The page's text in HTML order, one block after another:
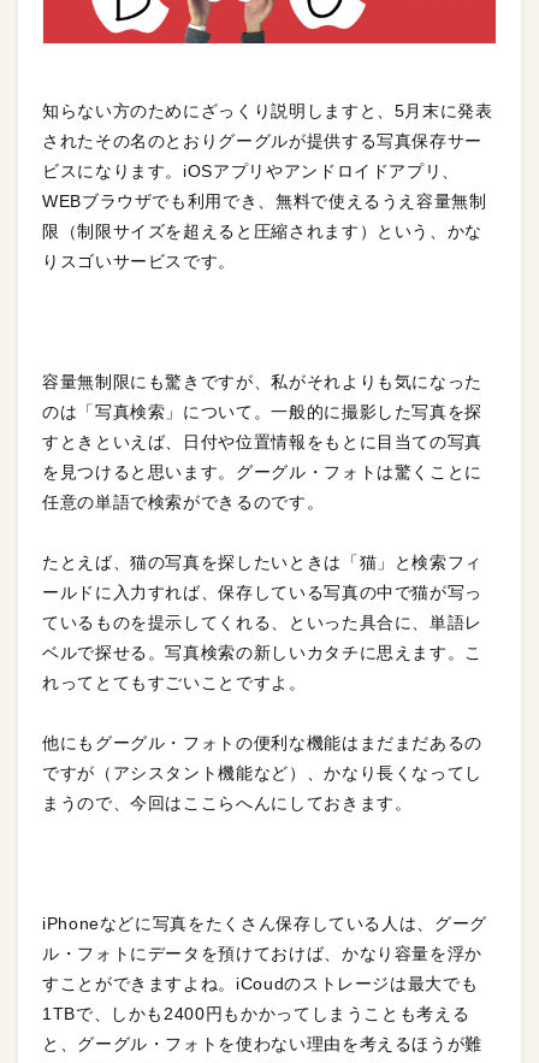
知らない方のためにざっくり説明しますと、5月末に発表
されたその名のとおりグーグルが提供する写真保存サー
ビスになります。iOSアプリやアンドロイドアプリ、
WEBブラウザでも利用でき、無料で使えるうえ容量無制
限（制限サイズを超えると圧縮されます）という、かな
りスゴいサービスです。
容量無制限にも驚きですが、私がそれよりも気になった
のは「写真検索」について。一般的に撮影した写真を探
すときといえば、日付や位置情報をもとに目当ての写真
を見つけると思います。グーグル・フォトは驚くことに
任意の単語で検索ができるのです。
たとえば、猫の写真を探したいときは「猫」と検索フィ
ールドに入力すれば、保存している写真の中で猫が写っ
ているものを提示してくれる、といった具合に、単語レ
ベルで探せる。写真検索の新しいカタチに思えます。 こ
れってとてもすごいことですよ 。
他にもグーグル・フォトの便利な機能はまだまだあるの
ですが（アシスタント機能など）、かなり長くなってし
まうので、今回はここらへんにしておきます。
iPhoneなどに写真をたくさん保存している人 は、グーグ
ル・フォトにデータを預けておけば、かなり容量を浮か
すことができますよね。iCoudのストレージは最大でも
1TBで、しかも2400円もかかってしまうことも考える
と、グーグル・フォトを使わない理由を考えるほうが難